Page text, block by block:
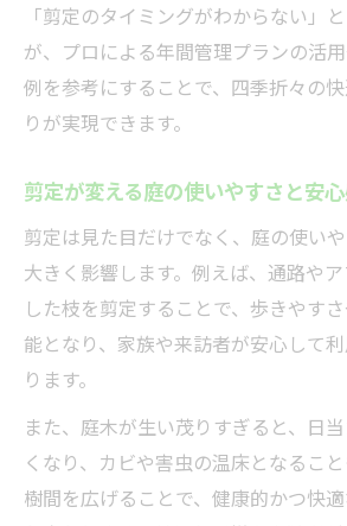
「剪定のタイミングがわからない」
が、プロによる年間管理プランの活
例を参考にすることで、四季折々の
りが実現できます。
剪定が変える庭の使いやすさと安
剪定は見た目だけでなく、庭の使い
大きく影響します。例えば、通路や
した枝を剪定することで、歩きやす
能となり、家族や来訪者が安心して
ります。
また、庭木が生い茂りすぎると、日
くなり、カビや害虫の温床となるこ
樹間を広げることで、健康的かつ快